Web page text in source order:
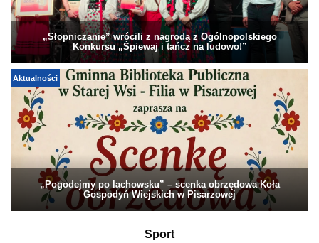
„Słopniczanie” wrócili z nagrodą z Ogólnopolskiego
Konkursu „Śpiewaj i tańcz na ludowo!”
Aktualności
„Pogodejmy po lachowsku” – scenka obrzędowa Koła
Gospodyń Wiejskich w Pisarzowej
Sport